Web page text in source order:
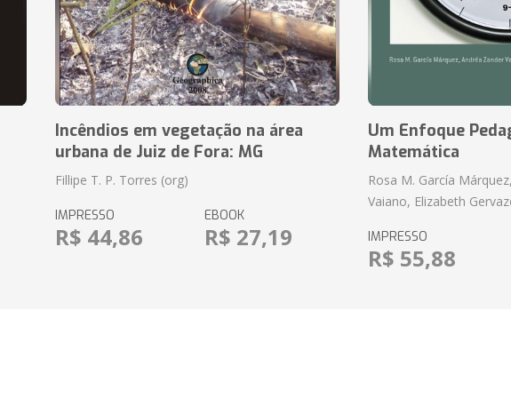
Incêndios em vegetação na área
urbana de Juiz de Fora: MG
Fillipe T. P. Torres (org)
IMPRESSO
R$ 44,86
EBOOK
R$ 27,19
Um Enfoque
Matemática
Rosa M. García
Vaiano, Elizabeth
IMPRESSO
R$ 55,88